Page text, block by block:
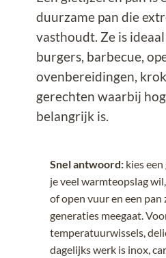
duurzame pan die
vasthoudt. Ze is
burgers, barbecue,
ovenbereidingen,
gerechten waarbij
belangrijk is.
Snel antwoord: kies
je veel warmteopslag
of open vuur en een pan
generaties meegaat.
temperatuurwissels,
dagelijks werk is inox,